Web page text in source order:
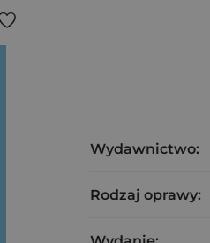
Wydawnictwo:
Rodzaj oprawy: